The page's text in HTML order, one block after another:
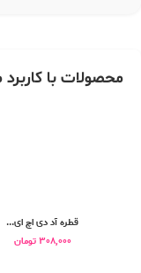
محصولات با
قطره آد دی اچ ای...
308,000 تومان